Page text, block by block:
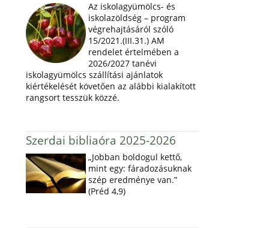
Az iskolagyümölcs- és
iskolazöldség – program
végrehajtásáról szóló
15/2021.(III.31.) AM
rendelet értelmében a
2026/2027 tanévi
iskolagyümölcs szállítási ajánlatok
kiértékelését követően az alábbi kialakított
rangsort tesszük közzé.
Szerdai bibliaóra 2025-2026
„Jobban boldogul kettő,
mint egy: fáradozásuknak
szép eredménye van.”
(Préd 4,9)